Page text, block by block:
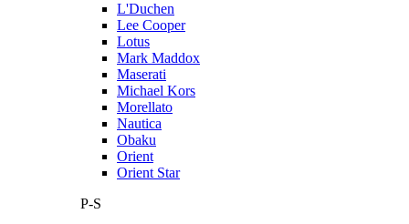
L'Duchen
Lee Cooper
Lotus
Mark Maddox
Maserati
Michael Kors
Morellato
Nautica
Obaku
Orient
Orient Star
P-S